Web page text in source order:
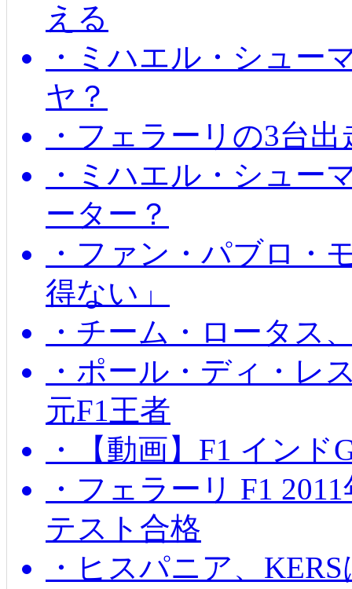
える
・ミハエル・シュー
ヤ？
・フェラーリの3台
・ミハエル・シュー
ーター？
・ファン・パブロ・
得ない」
・チーム・ロータス
・ポール・ディ・レ
元F1王者
・【動画】F1 イン
・フェラーリ F1
テスト合格
・ヒスパニア、